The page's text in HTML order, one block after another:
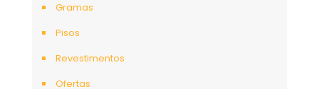
Gramas
Pisos
Revestimentos
Ofertas